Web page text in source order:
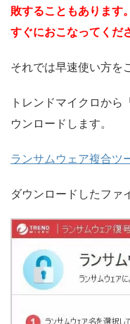
敗することもあります
すぐにおこなってくだ
それでは早速使い方を
トレンドマイクロか
ウンロードします。
ランサムウェア複合ツ
ダウンロードしたファ